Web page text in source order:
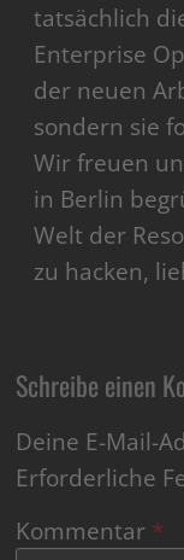
tatsächlich
Enterprise
der neuen
sondern sie
Wir freuen
in Berlin
Welt der
zu hacken,
Schreibe einen
Deine E-Mail-
Erforderliche
Kommentar *